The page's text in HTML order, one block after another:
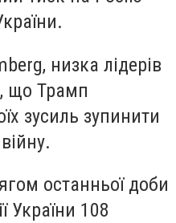
низка лідерів
що Трамп
зусиль зупинити
останньої доби
України 108